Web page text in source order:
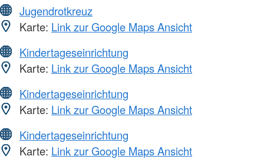
Jugendrotkreuz
Karte: Link zur Google Maps Ansicht
Kindertageseinrichtung
Karte: Link zur Google Maps Ansicht
Kindertageseinrichtung
Karte: Link zur Google Maps Ansicht
Kindertageseinrichtung
Karte: Link zur Google Maps Ansicht